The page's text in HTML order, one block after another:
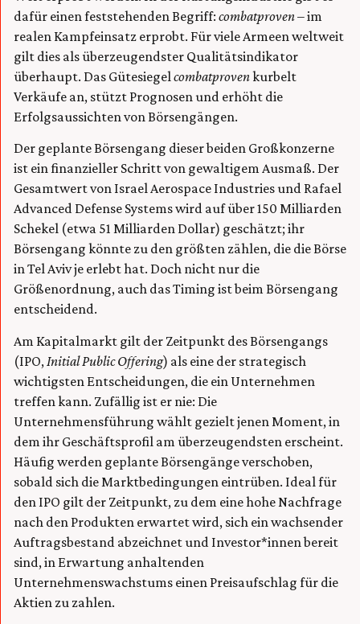
dafür einen feststehenden Begriff: combatproven– im
realen Kampfeinsatz erprobt. Für viele Armeen weltweit
gilt dies als überzeugendster Qualitätsindikator
überhaupt. Das Gütesiegel combatprovenkurbelt
Verkäufe an, stützt Prognosen und erhöht die
Erfolgsaussichten von Börsengängen.
Der geplante Börsengang dieser beiden Großkonzerne
ist ein finanzieller Schritt von gewaltigem Ausmaß. Der
Gesamtwert von Israel Aerospace Industries und Rafael
Advanced Defense Systems wird auf über 150 Milliarden
Schekel (etwa 51 Milliarden Dollar) geschätzt; ihr
Börsengang könnte zu den größten zählen, die die Börse
in Tel Aviv je erlebt hat. Doch nicht nur die
Größenordnung, auch das Timing ist beim Börsengang
entscheidend.
Am Kapitalmarkt gilt der Zeitpunkt des Börsengangs
(IPO, Initial PublicOffering) als eine der strategisch
wichtigsten Entscheidungen, die ein Unternehmen
treffen kann. Zufällig ist er nie: Die
Unternehmensführung wählt gezielt jenen Moment, in
dem ihr Geschäftsprofil am überzeugendsten erscheint.
Häufig werden geplante Börsengänge verschoben,
sobald sich die Marktbedingungen eintrüben. Ideal für
den IPO gilt der Zeitpunkt, zu dem eine hohe Nachfrage
nach den Produkten erwartet wird, sich ein wachsender
Auftragsbestand abzeichnet und Investor*innen bereit
sind, in Erwartung anhaltenden
Unternehmenswachstums einen Preisaufschlag für die
Aktien zu zahlen.